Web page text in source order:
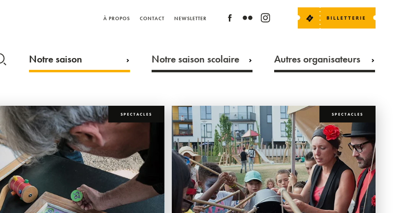
À PROPOS CONTACT NEWSLETTER
Notre saison Notre saison scolaire Autres organisateurs
SPECTACLES SPECTACLES